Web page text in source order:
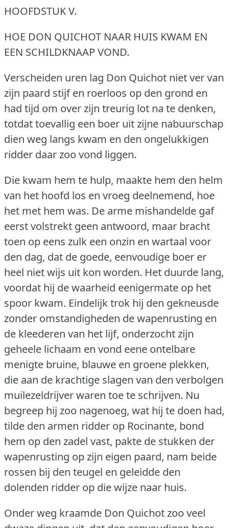
HOOFDSTUK V.
HOE DON QUICHOT NAAR HUIS KWAM EN
EEN SCHILDKNAAP VOND.
Verscheiden uren lag Don Quichot niet ver van
zijn paard stijf en roerloos op den grond en
had tijd om over zijn treurig lot na te denken,
totdat toevallig een boer uit zijne nabuurschap
dien weg langs kwam en den ongelukkigen
ridder daar zoo vond liggen.
Die kwam hem te hulp, maakte hem den helm
van het hoofd los en vroeg deelnemend, hoe
het met hem was. De arme mishandelde gaf
eerst volstrekt geen antwoord, maar bracht
toen op eens zulk een onzin en wartaal voor
den dag, dat de goede, eenvoudige boer er
heel niet wijs uit kon worden. Het duurde lang,
voordat hij de waarheid eenigermate op het
spoor kwam. Eindelijk trok hij den gekneusde
zonder omstandigheden de wapenrusting en
de kleederen van het lijf, onderzocht zijn
geheele lichaam en vond eene ontelbare
menigte bruine, blauwe en groene plekken,
die aan de krachtige slagen van den verbolgen
muilezeldrijver waren toe te schrijven. Nu
begreep hij zoo nagenoeg, wat hij te doen had,
tilde den armen ridder op Rocinante, bond
hem op den zadel vast, pakte de stukken der
wapenrusting op zijn eigen paard, nam beide
rossen bij den teugel en geleidde den
dolenden ridder op die wijze naar huis.
Onder weg kraamde Don Quichot zoo veel